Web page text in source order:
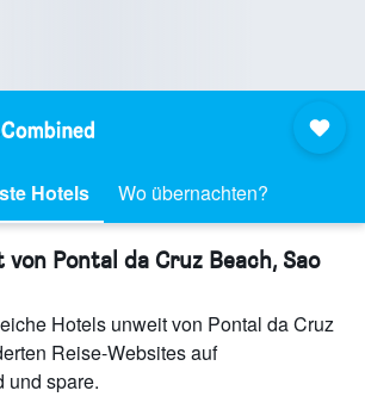
Hotels Wo übernachten?
Pontal da Cruz Beach, Sao
Hotels unweit von Pontal da Cruz
Reise-Websites auf
und spare.